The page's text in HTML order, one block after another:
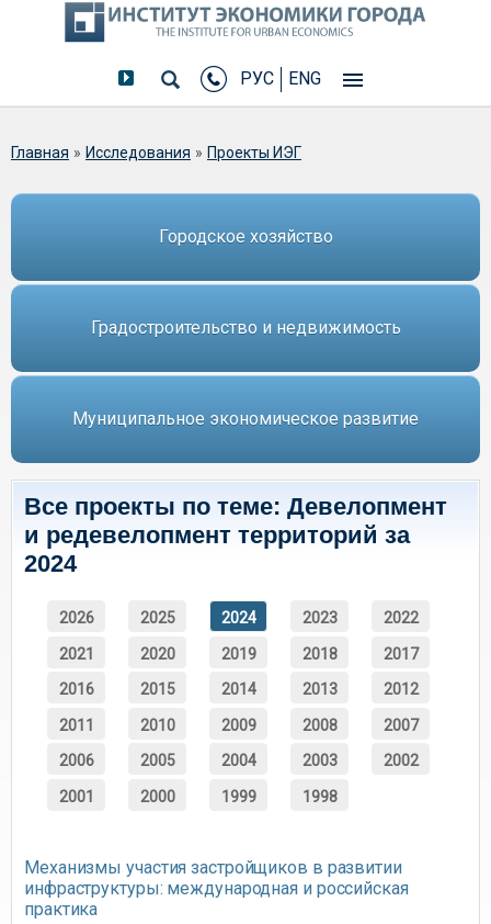
РУС ENG
Вы здесь
Главная » Исследования » Проекты ИЭГ
Городское хозяйство
Градостроительство и недвижимость
Муниципальное экономическое развитие
Все проекты по теме: Девелопмент
и редевелопмент территорий за
2024
2026 2025 2024 2023 2022
2021 2020 2019 2018 2017
2016 2015 2014 2013 2012
2011 2010 2009 2008 2007
2006 2005 2004 2003 2002
2001 2000 1999 1998
Механизмы участия застройщиков в развитии
инфраструктуры: международная и российская
практика